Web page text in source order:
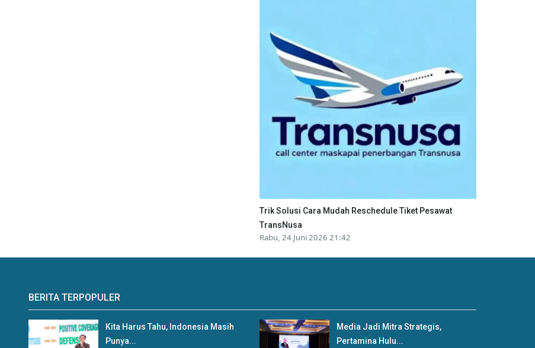
Trik Solusi Cara Mudah Reschedule Tiket Pesawat
TransNusa
Rabu, 24 Juni 2026 21:42
BERITA TERPOPULER
Kita Harus Tahu, Indonesia Masih
Punya...
Media Jadi Mitra Strategis,
Pertamina Hulu...